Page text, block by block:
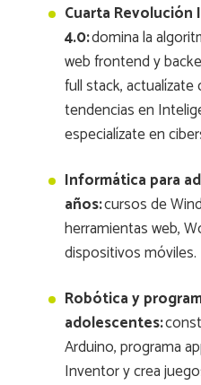
Cuarta
4.0:domina la
web frontend y
full stack, actualízate
tendencias en
especialízate en
Informática para
años:cursos de
herramientas web,
dispositivos móviles.
Robótica y
adolescentes:
Arduino, programa
Inventor y crea